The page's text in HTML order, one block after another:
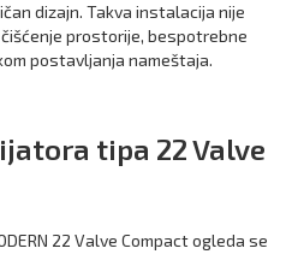
dizajn. Takva instalacija nije
prostorije, bespotrebne
postavljanja nameštaja.
tipa 22 Valve
22 Valve Compact ogleda se